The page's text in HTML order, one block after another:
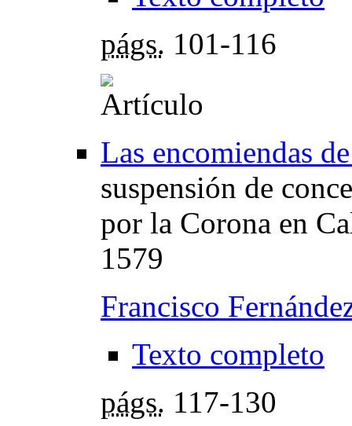
págs. 101-116
Las encomiendas
suspensión de
por la Corona en
1579
Francisco
Texto completo
págs. 117-130